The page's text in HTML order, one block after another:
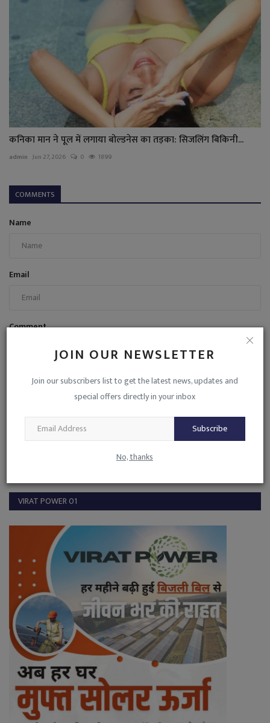
JOIN OUR NEWSLETTER
Join our subscribers list to get the latest news, updates and
special offers directly in your inbox
Subscribe
No, thanks
कनिका मान ने पूल में लगाया बोल्डनेस का तड़का: सिजलिंग बिकिनी...
admin Jun 27, 2026 0 1899
COMMENTS
Name
Email
Comment
Post Comment
VIRAT POWER 01